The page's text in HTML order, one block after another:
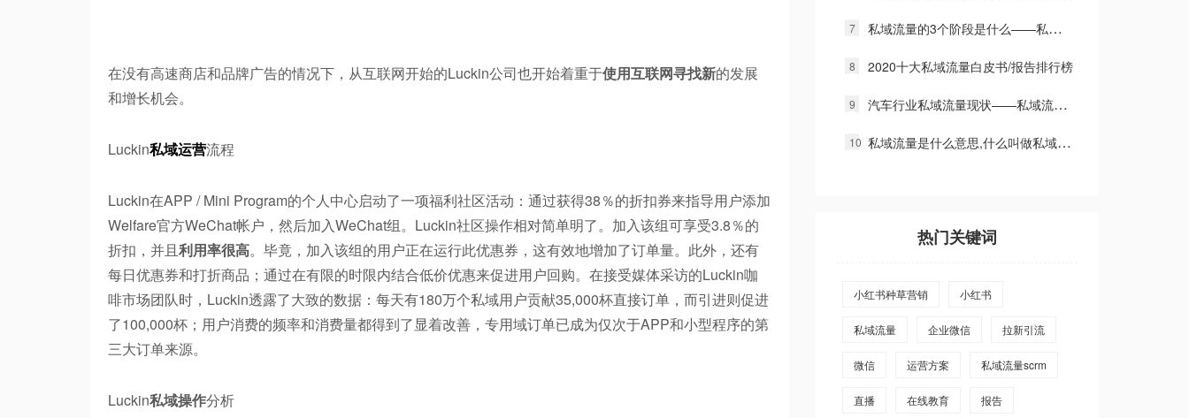
在没有高速商店和品牌广告的情况下，从互联网开始的Luckin公司也开始着重于使用互联网寻找新的发展
和增长机会。
Luckin私域运营流程
Luckin在APP / Mini Program的个人中心启动了一项福利社区活动：通过获得38％的折扣券来指导用户添加
Welfare官方WeChat帐户，然后加入WeChat组。Luckin社区操作相对简单明了。加入该组可享受3.8％的
折扣，并且利用率很高。毕竟，加入该组的用户正在运行此优惠券，这有效地增加了订单量。此外，还有
每日优惠券和打折商品；通过在有限的时限内结合低价优惠来促进用户回购。在接受媒体采访的Luckin咖
啡市场团队时，Luckin透露了大致的数据：每天有180万个私域用户贡献35,000杯直接订单，而引进则促进
了100,000杯；用户消费的频率和消费量都得到了显着改善，专用域订单已成为仅次于APP和小型程序的第
三大订单来源。
Luckin私域操作分析
私域流量的3个阶段是什么——私域流量资讯
2020十大私域流量白皮书/报告排行榜
汽车行业私域流量现状——私域流量资讯
私域流量是什么意思,什么叫做私域流量
热门关键词
小红书种草营销 小红书
私域流量 企业微信 拉新引流
微信 运营方案 私域流量scrm
直播 在线教育 报告